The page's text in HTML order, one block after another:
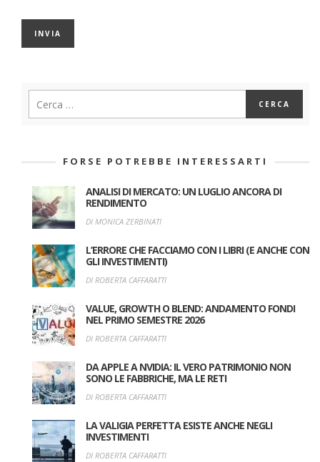
FORSE POTREBBE INTERESSARTI
ANALISI DI MERCATO: UN LUGLIO ANCORA DI
RENDIMENTO
DI MONICA ZERBINATI
L’ERRORE CHE FACCIAMO CON I LIBRI (E ANCHE CON
GLI INVESTIMENTI)
DI ROBERTA CAFFARATTI
VALUE, GROWTH O BLEND: ANDAMENTO FONDI
NEL PRIMO SEMESTRE 2026
DI ROBERTA CAFFARATTI
DA APPLE A NVIDIA: IL VERO PATRIMONIO NON
SONO LE FABBRICHE, MA LE RETI
DI ROBERTA CAFFARATTI
LA VALIGIA PERFETTA ESISTE ANCHE NEGLI
INVESTIMENTI
DI ROBERTA CAFFARATTI